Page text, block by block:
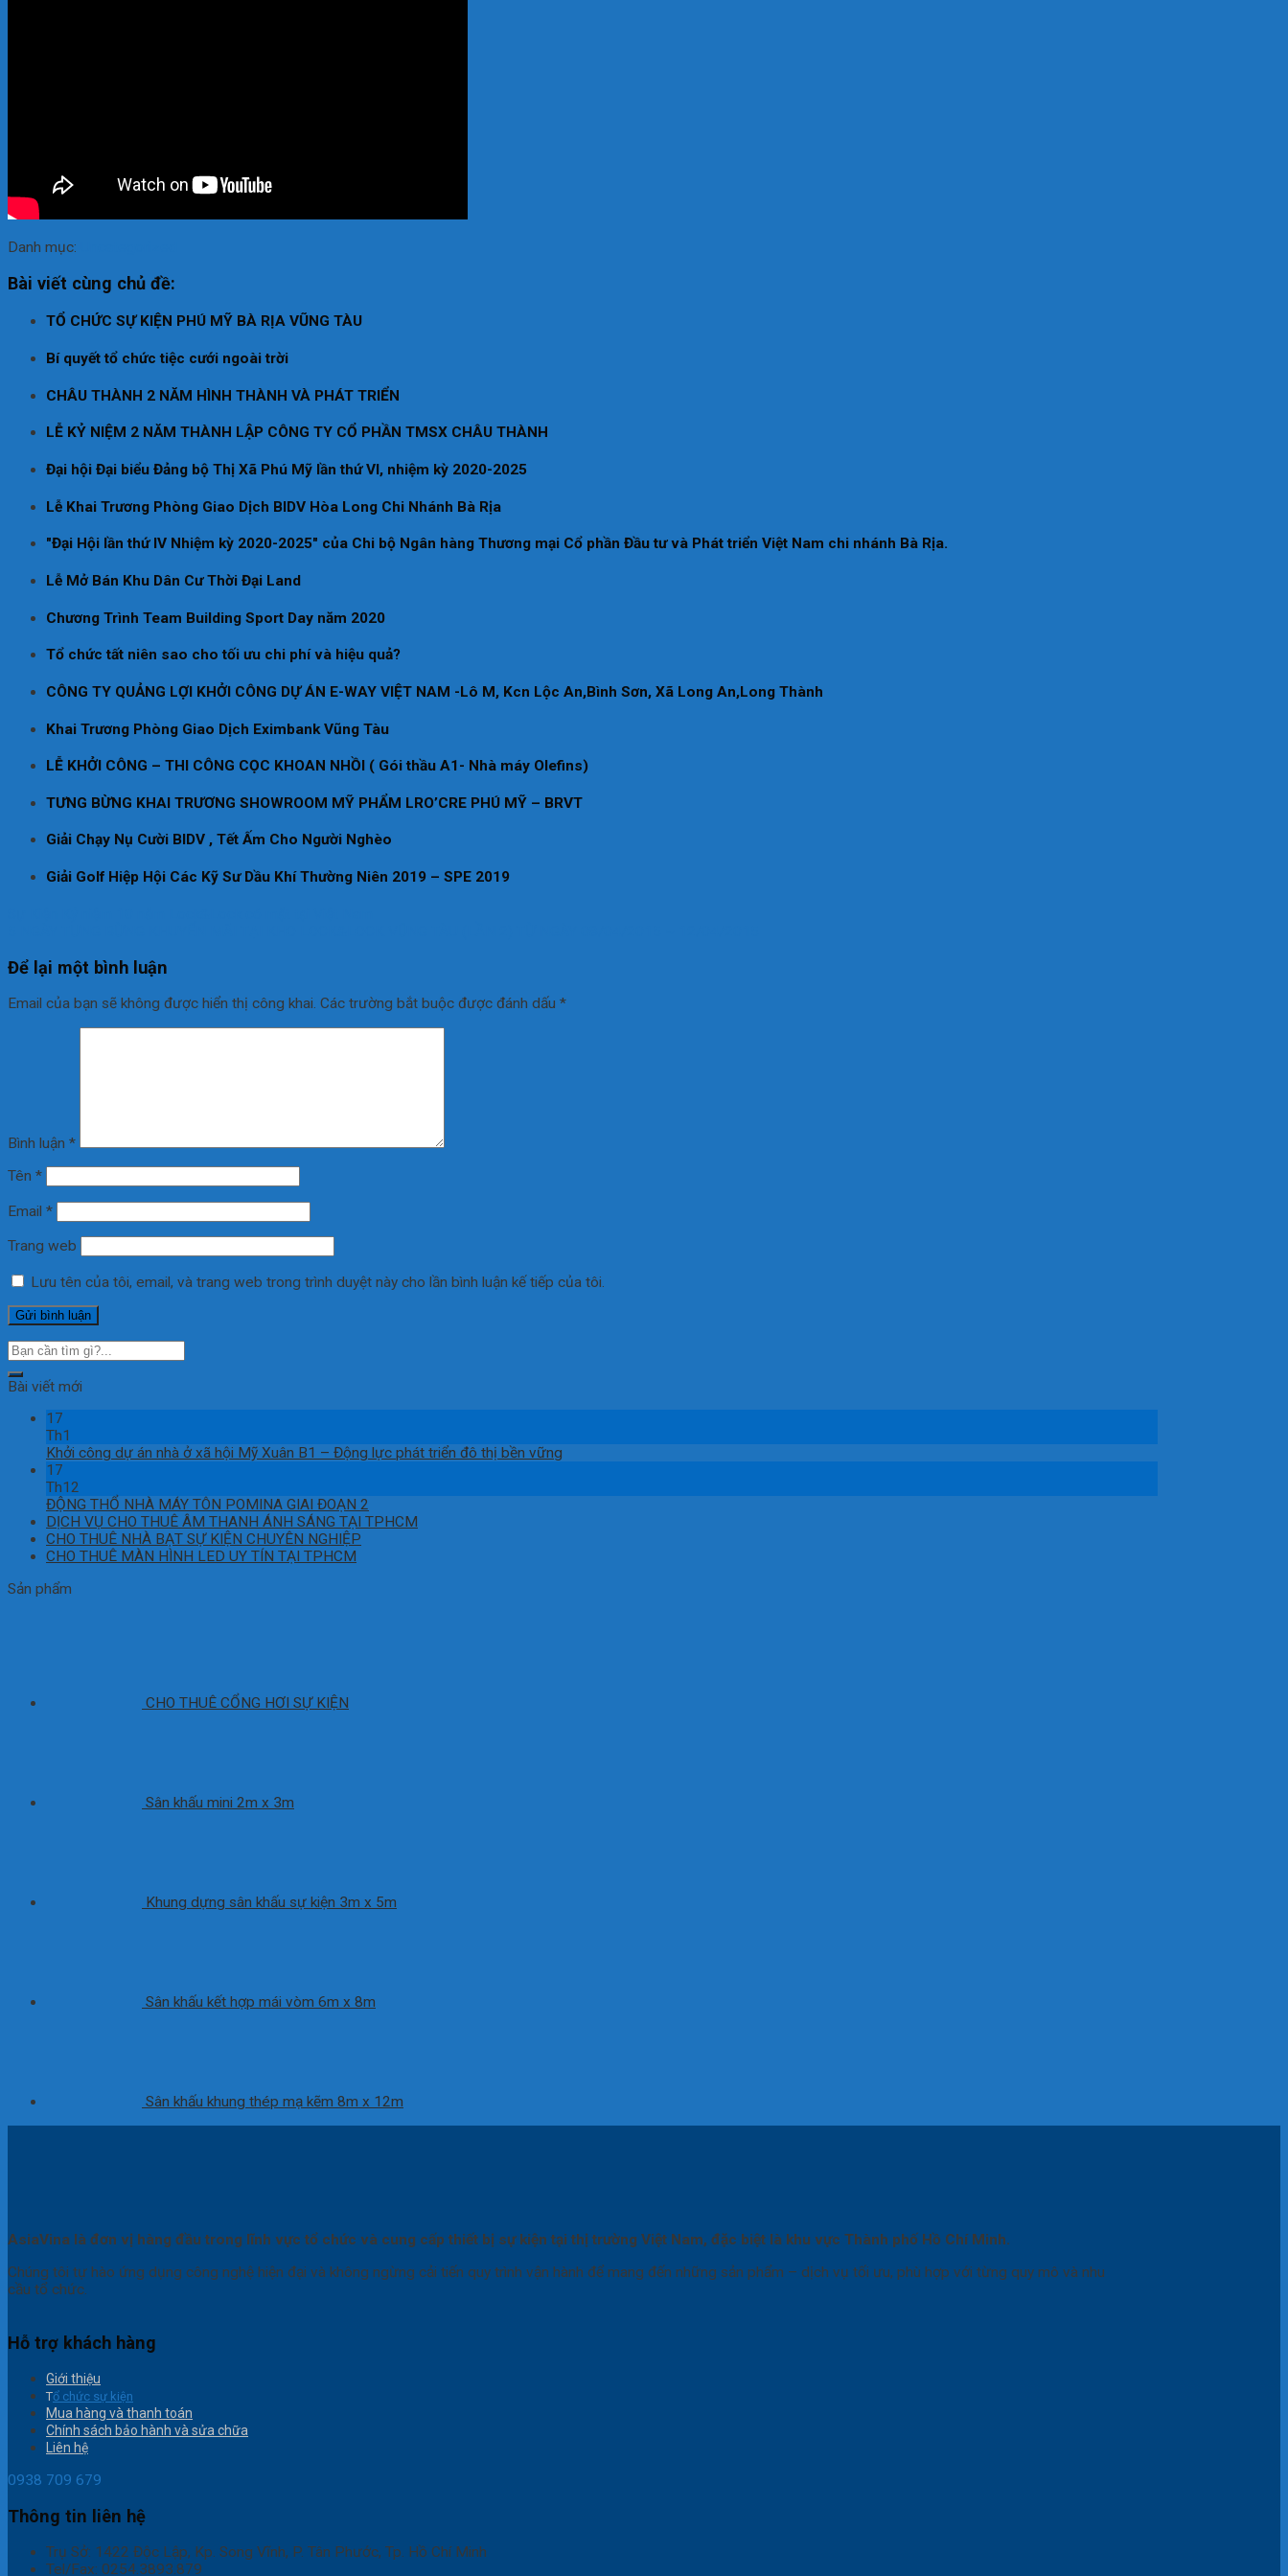
Danh mục:
Bài viết cùng chủ đề:
TỔ CHỨC SỰ KIỆN PHÚ MỸ BÀ RỊA VŨNG TÀU
Bí quyết tổ chức tiệc cưới ngoài trời
CHÂU THÀNH 2 NĂM HÌNH THÀNH VÀ PHÁT TRIỂN
LỄ KỶ NIỆM 2 NĂM THÀNH LẬP CÔNG TY CỔ PHẦN TMSX CHÂU THÀNH
Đại hội Đại biểu Đảng bộ Thị Xã Phú Mỹ lần thứ VI, nhiệm kỳ 2020-2025
Lễ Khai Trương Phòng Giao Dịch BIDV Hòa Long Chi Nhánh Bà Rịa
"Đại Hội lần thứ IV Nhiệm kỳ 2020-2025" của Chi bộ Ngân hàng Thương mại Cổ phần Đầu tư và Phát triển Việt Nam chi nhánh Bà Rịa.
Lễ Mở Bán Khu Dân Cư Thời Đại Land
Chương Trình Team Building Sport Day năm 2020
Tổ chức tất niên sao cho tối ưu chi phí và hiệu quả?
CÔNG TY QUẢNG LỢI KHỞI CÔNG DỰ ÁN E-WAY VIỆT NAM -Lô M, Kcn Lộc An,Bình Sơn, Xã Long An,Long Thành
Khai Trương Phòng Giao Dịch Eximbank Vũng Tàu
LỄ KHỞI CÔNG – THI CÔNG CỌC KHOAN NHỒI ( Gói thầu A1- Nhà máy Olefins)
TƯNG BỪNG KHAI TRƯƠNG SHOWROOM MỸ PHẨM LRO’CRE PHÚ MỸ – BRVT
Giải Chạy Nụ Cười BIDV , Tết Ấm Cho Người Nghèo
Giải Golf Hiệp Hội Các Kỹ Sư Dầu Khí Thường Niên 2019 – SPE 2019
Để lại một bình luận
Email của bạn sẽ không được hiển thị công khai. Các trường bắt buộc được đánh dấu *
Bình luận *
Tên *
Email *
Trang web
Lưu tên của tôi, email, và trang web trong trình duyệt này cho lần bình luận kế tiếp của tôi.
Bài viết mới
17
Th1
Khởi công dự án nhà ở xã hội Mỹ Xuân B1 – Động lực phát triển đô thị bền vững
17
Th12
ĐỘNG THỔ NHÀ MÁY TÔN POMINA GIAI ĐOẠN 2
DỊCH VỤ CHO THUÊ ÂM THANH ÁNH SÁNG TẠI TPHCM
CHO THUÊ NHÀ BẠT SỰ KIỆN CHUYÊN NGHIỆP
CHO THUÊ MÀN HÌNH LED UY TÍN TẠI TPHCM
Sản phẩm
CHO THUÊ CỔNG HƠI SỰ KIỆN
Sân khấu mini 2m x 3m
Khung dựng sân khấu sự kiện 3m x 5m
Sân khấu kết hợp mái vòm 6m x 8m
Sân khấu khung thép mạ kẽm 8m x 12m
AsiaVina là đơn vị hàng đầu trong lĩnh vực tổ chức và cung cấp thiết bị sự kiện tại thị trường Việt Nam, đặc biệt là khu vực Thành phố Hồ Chí Minh.
Chúng tôi tự hào ứng dụng công nghệ hiện đại và không ngừng cải tiến quy trình vận hành để mang đến những sản phẩm – dịch vụ tối ưu, phù hợp với từng quy mô và nhu
cầu tổ chức.
Hỗ trợ khách hàng
Giới thiệu
Tổ chức sự kiện
Mua hàng và thanh toán
Chính sách bảo hành và sửa chữa
Liên hệ
0938 709 679
Thông tin liên hệ
Trụ Sở: 1422 Độc Lập, Kp. Song Vĩnh, P. Tân Phước, Tp. Hồ Chí Minh
Tel/Fax: 0254.3893.879